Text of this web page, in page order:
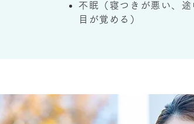
不眠（寝つきが悪い、
目が覚める）